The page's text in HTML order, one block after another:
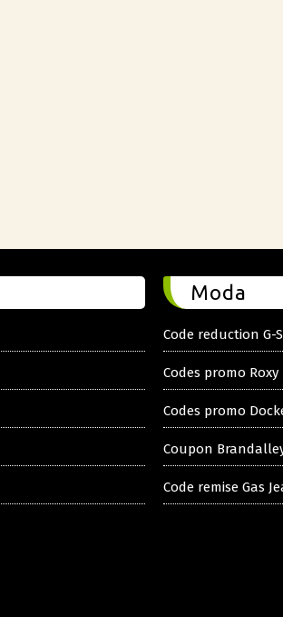
Moda
Code reduction G-
Codes promo Roxy
Codes promo
Coupon
Code remise Gas